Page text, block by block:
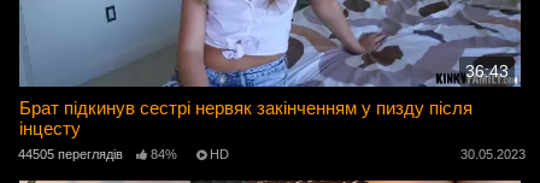
36:43
Брат підкинув сестрі нервяк закінченням у пизду після
інцесту
44505 переглядів 84% HD 30.05.2023